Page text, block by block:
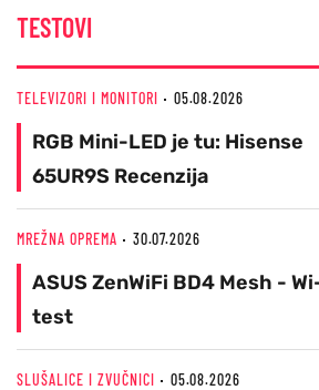
TESTOVI
TELEVIZORI I MONITORI 05.08.2026
RGB Mini-LED je tu: Hisense
65UR9S Recenzija
MREŽNA OPREMA 30.07.2026
ASUS ZenWiFi BD4 Mesh -
test
SLUŠALICE I ZVUČNICI 05.08.2026